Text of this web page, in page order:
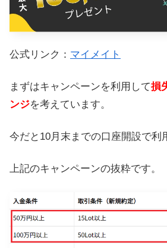
公式リンク： マイメイト
まずはキャンペーンを利用して損
ンジを考えています。
今だと10月末までの口座開設で利
上記のキャンペーンの抜粋です。